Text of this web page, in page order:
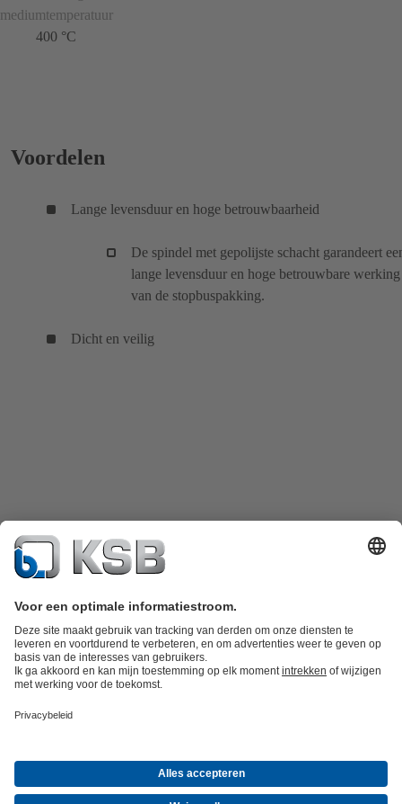
mediumtemperatuur
400 °C
Voordelen
Lange levensduur en hoge betrouwbaarheid
De spindel met gepolijste schacht garandeert
lange levensduur en hoge betrouwbare werking
van de stopbuspakking.
Dicht en veilig
WatertechniekIndustrietechniek
BedrijfInformatie evenementenPersinformatieCareer opportunities at